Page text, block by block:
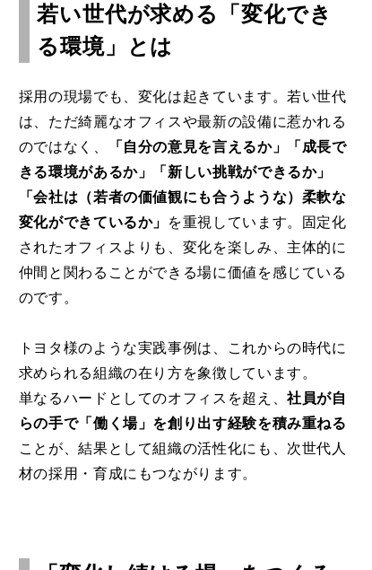
若い世代が求める「変化でき
る環境」とは
採用の現場でも、変化は起きています。若い世代
は、ただ綺麗なオフィスや最新の設備に惹かれる
のではなく、
「自分の意見を言えるか」「成長で
きる環境があるか」「新しい挑戦ができるか」
「会社は（若者の価値観にも合うような）柔軟な
変化ができているか」
を重視しています。固定化
されたオフィスよりも、変化を楽しみ、主体的に
仲間と関わることができる場に価値を感じている
のです。
トヨタ様のような実践事例は、これからの時代に
求められる組織の在り方を象徴しています。
単なるハードとしてのオフィスを超え、社員が自
らの手で「働く場」を創り出す経験を積み重ねる
ことが、結果として組織の活性化にも、次世代人
材の採用・育成にもつながります。